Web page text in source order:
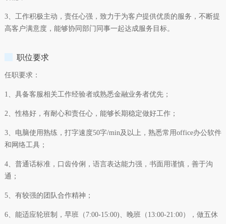
3、工作积极主动，责任心强，致力于为客户提供优质的服务，不断提
高客户满意度，能够协同部门同事一起达成服务目标。
职位要求
任职要求：
1、具备客服相关工作经验者或熟悉金融业务者优先；
2、性格好，有耐心和责任心，能够长期稳定做好工作；
3、电脑使用熟练，打字速度50字/min及以上，熟悉常用office办公软件
和网络工具；
4、普通话标准，口齿伶俐，语言表达能力强，书面用谨慎，善于沟
通；
5、有较强的团队合作精神；
6、能适应轮班制，早班（7:00-15:00)、晚班（13:00-21:00），做五休